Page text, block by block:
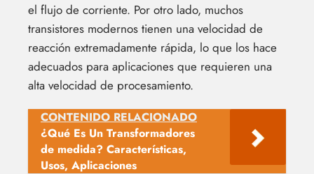
el flujo de corriente. Por otro lado, muchos
transistores modernos tienen una velocidad de
reacción extremadamente rápida, lo que los hace
adecuados para aplicaciones que requieren una
alta velocidad de procesamiento.
CONTENIDO RELACIONADO
¿Qué Es Un Transformadores
de medida? Características,
Usos, Aplicaciones